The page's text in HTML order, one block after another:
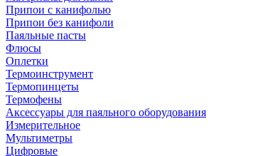
Припои с канифолью
Припои без канифоли
Паяльные пасты
Флюсы
Оплетки
Термоинструмент
Термопинцеты
Термофены
Аксессуары для паяльного оборудования
Измерительное
Мультиметры
Цифровые